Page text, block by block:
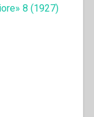
8 (1927)